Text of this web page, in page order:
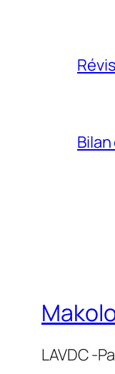
LAVDC -